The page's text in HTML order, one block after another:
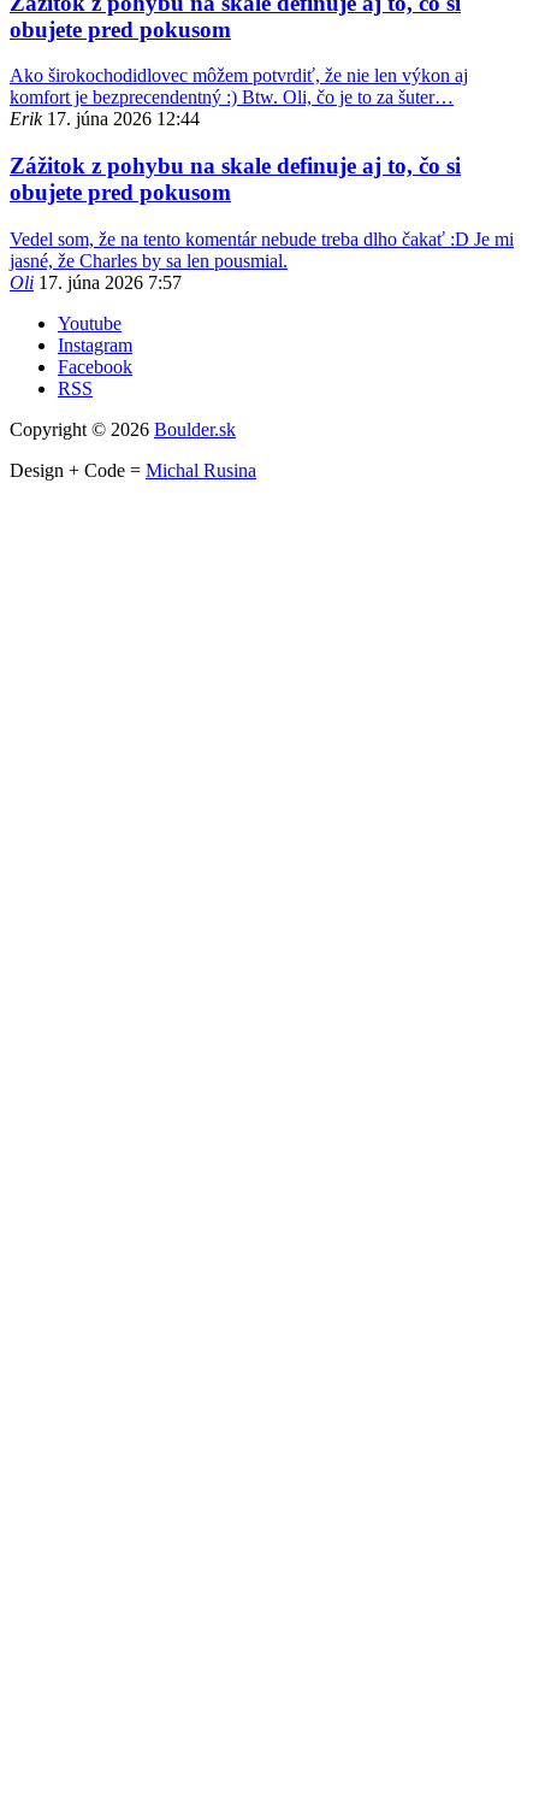
obujete pred pokusom
Ako širokochodidlovec môžem potvrdiť, že nie len výkon aj
komfort je bezprecendentný :) Btw. Oli, čo je to za šuter…
Erik 17. júna 2026 12:44
Zážitok z pohybu na skale definuje aj to, čo si
obujete pred pokusom
Vedel som, že na tento komentár nebude treba dlho čakať :D Je mi
jasné, že Charles by sa len pousmial.
Oli 17. júna 2026 7:57
Youtube
Instagram
Facebook
RSS
Copyright © 2026 Boulder.sk
Design + Code = Michal Rusina